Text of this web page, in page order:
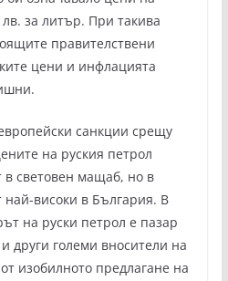
за литър. При такива
правителствени
цени и инфлацията
санкции срещу
на руския петрол
в световен мащаб, но в
високи в България. В
на руски петрол е пазар
други големи вносители на
изобилното предлагане на